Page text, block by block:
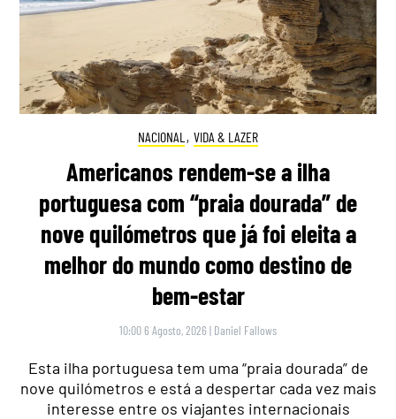
NACIONAL , VIDA & LAZER
Americanos rendem-se a ilha
portuguesa com “praia dourada” de
nove quilómetros que já foi eleita a
melhor do mundo como destino de
bem-estar
10:00 6 Agosto, 2026 | Daniel Fallows
Esta ilha portuguesa tem uma “praia dourada” de
nove quilómetros e está a despertar cada vez mais
interesse entre os viajantes internacionais